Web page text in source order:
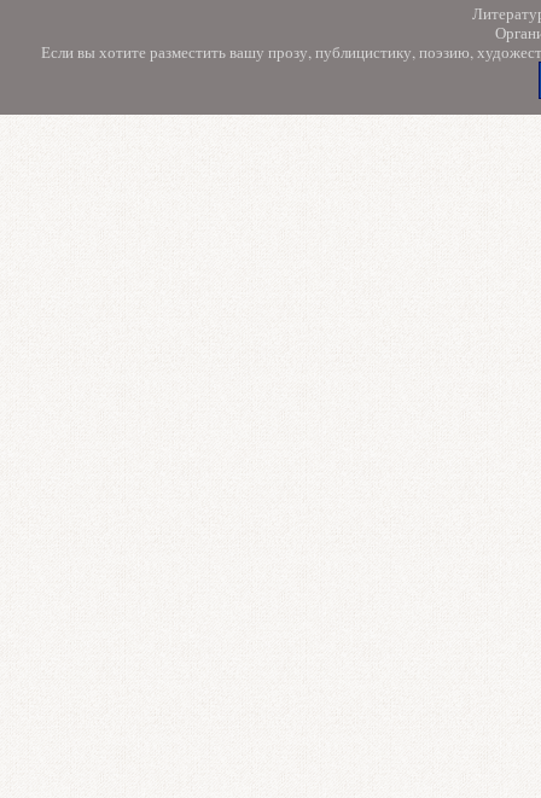
Если вы хотите разместить вашу прозу, публицистику, поэзию,